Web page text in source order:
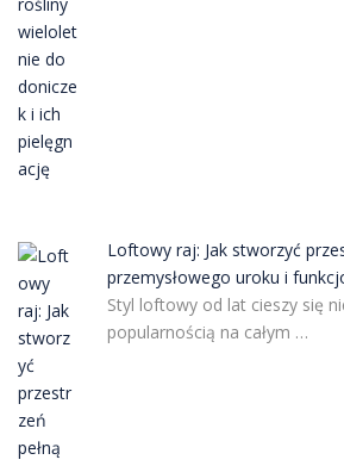
Loftowy raj: Jak stworzyć
przemysłowego uroku i
Styl loftowy od lat cieszy się
popularnością na całym …